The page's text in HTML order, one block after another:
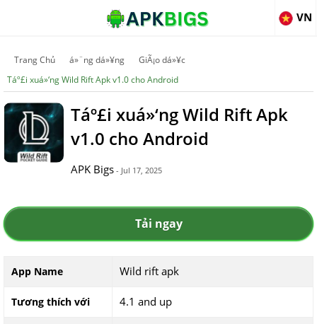
VN
Trang Chủ á»¨ng dá»¥ng
GiÃ¡o dá»¥c
Táº£i xuá»‘ng Wild Rift Apk v1.0 cho Android
Táº£i xuá»‘ng Wild Rift Apk
v1.0 cho Android
APK Bigs - Jul 17, 2025
Tải ngay
App Name Wild rift apk
Tương thích với 4.1 and up